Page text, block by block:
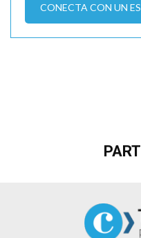
CONECTA CON UN